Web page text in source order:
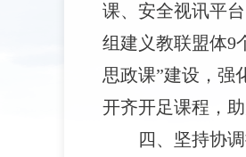
课、安全视讯平
组建义教联盟体9
思政课”建设，强
开齐开足课程，
四、坚持协